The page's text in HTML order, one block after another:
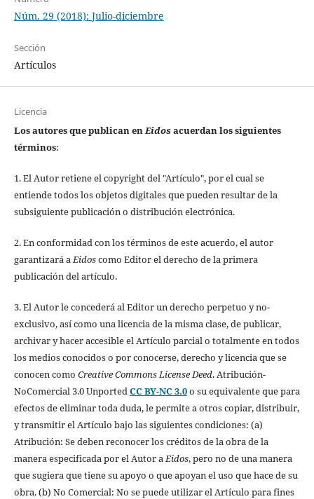
Núm. 29 (2018): Julio-diciembre
Sección
Artículos
Licencia
Los autores que publican enEidosacuerdan los siguientes
términos:
1. El Autor retiene el copyright del "Artículo", por el cual se
entiende todos los objetos digitales que pueden resultar de la
subsiguiente publicación o distribución electrónica.
2. En conformidad con los términos de este acuerdo, el autor
garantizará aEidoscomo Editor el derecho de la primera
publicación del artículo.
3. El Autor le concederá al Editor un derecho perpetuo y no-
exclusivo, así como una licencia de la misma clase, de publicar,
archivar y hacer accesible el Artículo parcial o totalmente en todos
los medios conocidos o por conocerse, derecho y licencia que se
conocen como Creative Commons License Deed. Atribución-
NoComercial 3.0 UnportedCC BY-NC 3.0o su equivalente que para
efectos de eliminar toda duda, le permite a otros copiar, distribuir,
y transmitir el Artículo bajo las siguientes condiciones: (a)
Atribución: Se deben reconocer los créditos de la obra de la
manera especificada por el Autor aEidos, pero no de una manera
que sugiera que tiene su apoyo o que apoyan el uso que hace de su
obra. (b) No Comercial: No se puede utilizar el Artículo para fines